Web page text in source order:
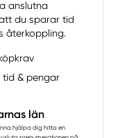
anslutna
du sparar tid
återkoppling.
tid & pengar
län
hjälpa dig hitta en